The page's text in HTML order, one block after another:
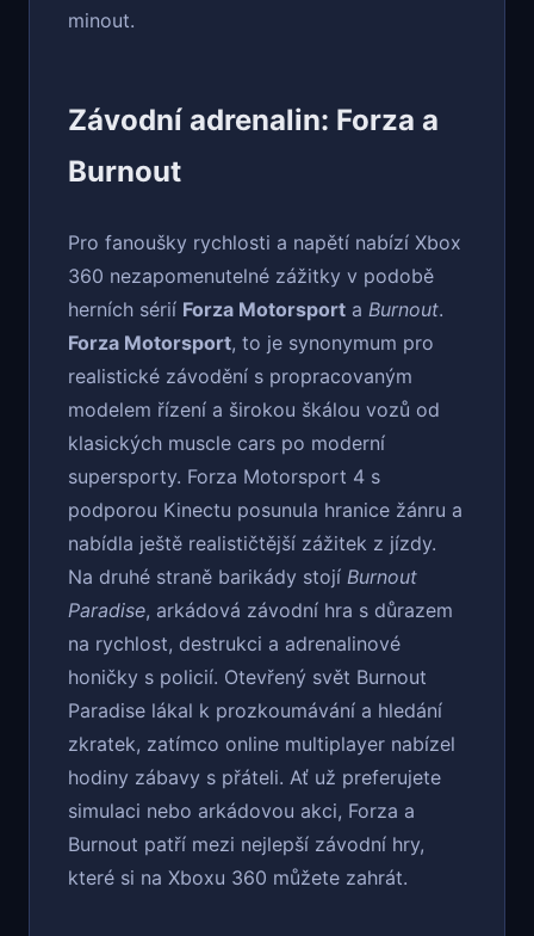
minout.
Závodní adrenalin: Forza a
Burnout
Pro fanoušky rychlosti a napětí nabízí Xbox
360 nezapomenutelné zážitky v podobě
herních sérií Forza Motorsport a Burnout.
Forza Motorsport, to je synonymum pro
realistické závodění s propracovaným
modelem řízení a širokou škálou vozů od
klasických muscle cars po moderní
supersporty. Forza Motorsport 4 s
podporou Kinectu posunula hranice žánru a
nabídla ještě realističtější zážitek z jízdy.
Na druhé straně barikády stojí Burnout
Paradise, arkádová závodní hra s důrazem
na rychlost, destrukci a adrenalinové
honičky s policií. Otevřený svět Burnout
Paradise lákal k prozkoumávání a hledání
zkratek, zatímco online multiplayer nabízel
hodiny zábavy s přáteli. Ať už preferujete
simulaci nebo arkádovou akci, Forza a
Burnout patří mezi nejlepší závodní hry,
které si na Xboxu 360 můžete zahrát.